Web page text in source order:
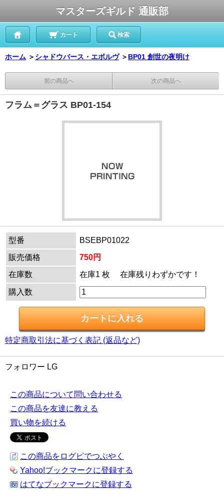
マスターズギルド 通販部
カート 検索
ホーム ＞ シャドウバース・エボルヴ ＞ BP01 創世の夜明け
前の商品へ 次の商品へ
フラム＝グラス BP01-154
型番
BSEBP01022
販売価格
750円
在庫数
在庫1 枚 在庫残りわずかです！
購入数
特定商取引法に基づく表記 (返品など)
フォロワー LG
この商品について問い合わせる
この商品を友達に教える
買い物を続ける
この商品をログピでつぶやく
Yahoo!ブックマークに登録する
はてなブックマークに登録する